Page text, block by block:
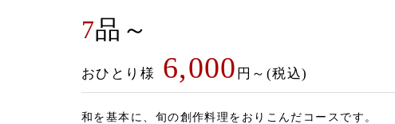
7品～
おひとり様 6,000 円～(税込)
和を基本に、旬の創作料理をおりこんだコースです。